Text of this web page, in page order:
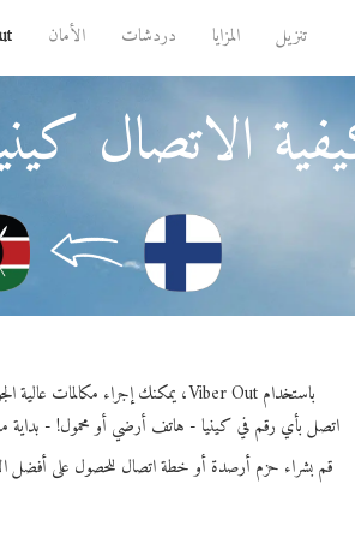
تنزيل المزايا دردشات الأمان
الاتصال
باستخدام Viber Out، يمكنك إجراء مكالمات عالية الجودة إلى كينيا من فنلندا.
اتصل بأي رقم في كينيا - هاتف أرضي أو محمول! - بداية من 31.6 ¢ فقط لكل
قم بشراء حزم أرصدة أو خطة اتصال للحصول على أفضل